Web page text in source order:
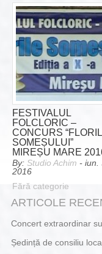
FESTIVALUL
FOLCLORIC –
CONCURS
SOMEȘULUI”
MIREȘU MARE
By: Studio Achim - iun.
2016
Fără categorie
ARTICOLE
Concert extraordinar
Ședință de consiliu